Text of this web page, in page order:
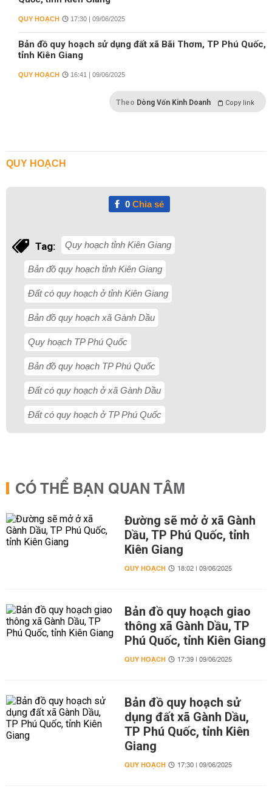
QUY HOẠCH 17:30 | 09/06/2025
Bản đồ quy hoạch sử dụng đất xã Bãi Thơm, TP Phú Quốc,
tỉnh Kiên Giang
QUY HOẠCH 16:41 | 09/06/2025
Theo Dòng Vốn Kinh Doanh Copy link
QUY HOẠCH
0Chia sẻ
Tag: Quy hoạch tỉnh Kiên Giang
Bản đồ quy hoạch tỉnh Kiên Giang
Đất có quy hoạch ở tỉnh Kiên Giang
Bản đồ quy hoạch xã Gành Dầu
Quy hoạch TP Phú Quốc
Bản đồ quy hoạch TP Phú Quốc
Đất có quy hoạch ở xã Gành Dầu
Đất có quy hoạch ở TP Phú Quốc
CÓ THỂ BẠN QUAN TÂM
Đường sẽ mở ở xã Gành
Dầu, TP Phú Quốc, tỉnh
Kiên Giang
QUY HOẠCH 18:02 | 09/06/2025
Bản đồ quy hoạch giao
thông xã Gành Dầu, TP
Phú Quốc, tỉnh Kiên Giang
QUY HOẠCH 17:39 | 09/06/2025
Bản đồ quy hoạch sử
dụng đất xã Gành Dầu,
TP Phú Quốc, tỉnh Kiên
Giang
QUY HOẠCH 17:30 | 09/06/2025